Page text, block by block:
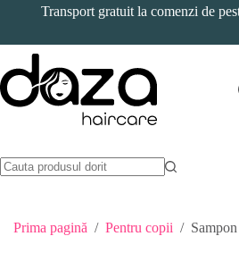
Transport gratuit la comenzi de
Prima pagină / Pentru copii /